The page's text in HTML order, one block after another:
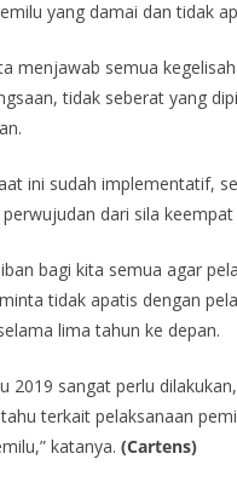
yang damai dan tidak
menjawab semua
tidak seberat yang
ini sudah implementatif,
dari sila keempat
bagi kita semua agar
tidak apatis dengan
lima tahun ke depan.
2019 sangat perlu
terkait pelaksanaan
katanya. (Cartens)